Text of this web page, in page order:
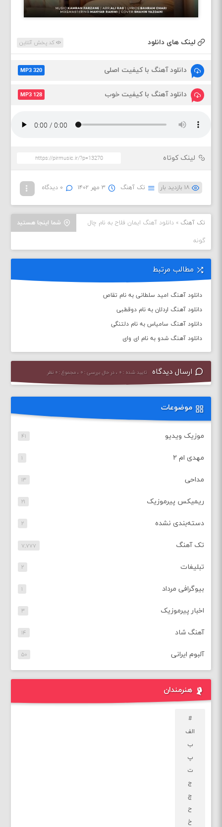
لینک های دانلود کد پخش آنلاین
دانلود آهنگ با کیفیت اصلی MP3 320
دانلود آهنگ با کیفیت خوب MP3 128
لینک کوتاه
۱۸ بازدید بار تک آهنگ ۳ مهر ۱۴۰۲ ۰ دیدگاه
شما اینجا هستید تک آهنگ »دانلود آهنگ ایمان فلاح به نام چال
گونه
مطالب مرتبط
دانلود آهنگ امید سلطانی به نام تقاص
دانلود آهنگ اردلان به نام دوقطبی
دانلود آهنگ سامیاس به نام دلتنگی
دانلود آهنگ شدو به نام ای وای
ارسال دیدگاه تایید شده : ۰ ، در حال بررسی : ۰ ، مجموع : ۰ نظر
موضوعات
موزیک ویدیو ۴۱
مهدی ام ۲ ۱
مداحی ۱۳
ریمیکس پیرموزیک ۲۱
دسته‌بندی نشده ۲
تک آهنگ ۷,۷۷۷
تبلیغات ۲
بیوگرافی مرداد ۱
اخبار پیرموزیک ۳
آهنگ شاد ۱۴
آلبوم ایرانی ۵۰
هنرمندان
#
الف
ب
پ
ت
ج
چ
ح
خ